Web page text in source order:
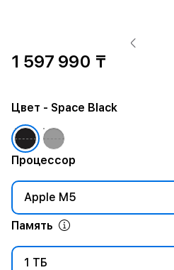
1 597 990 ₸
Цвет - Space Black
Процессор
Apple M5
Память
1 ТБ